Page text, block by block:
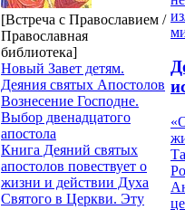
[Встреча с Православием /
Православная
библиотека]
Новый Завет детям.
Деяния святых Апостолов
Вознесение Господне.
Выбор двенадцатого
апостола
Книга Деяний святых
апостолов повествует о
жизни и действии Духа
Святого в Церкви. Эту